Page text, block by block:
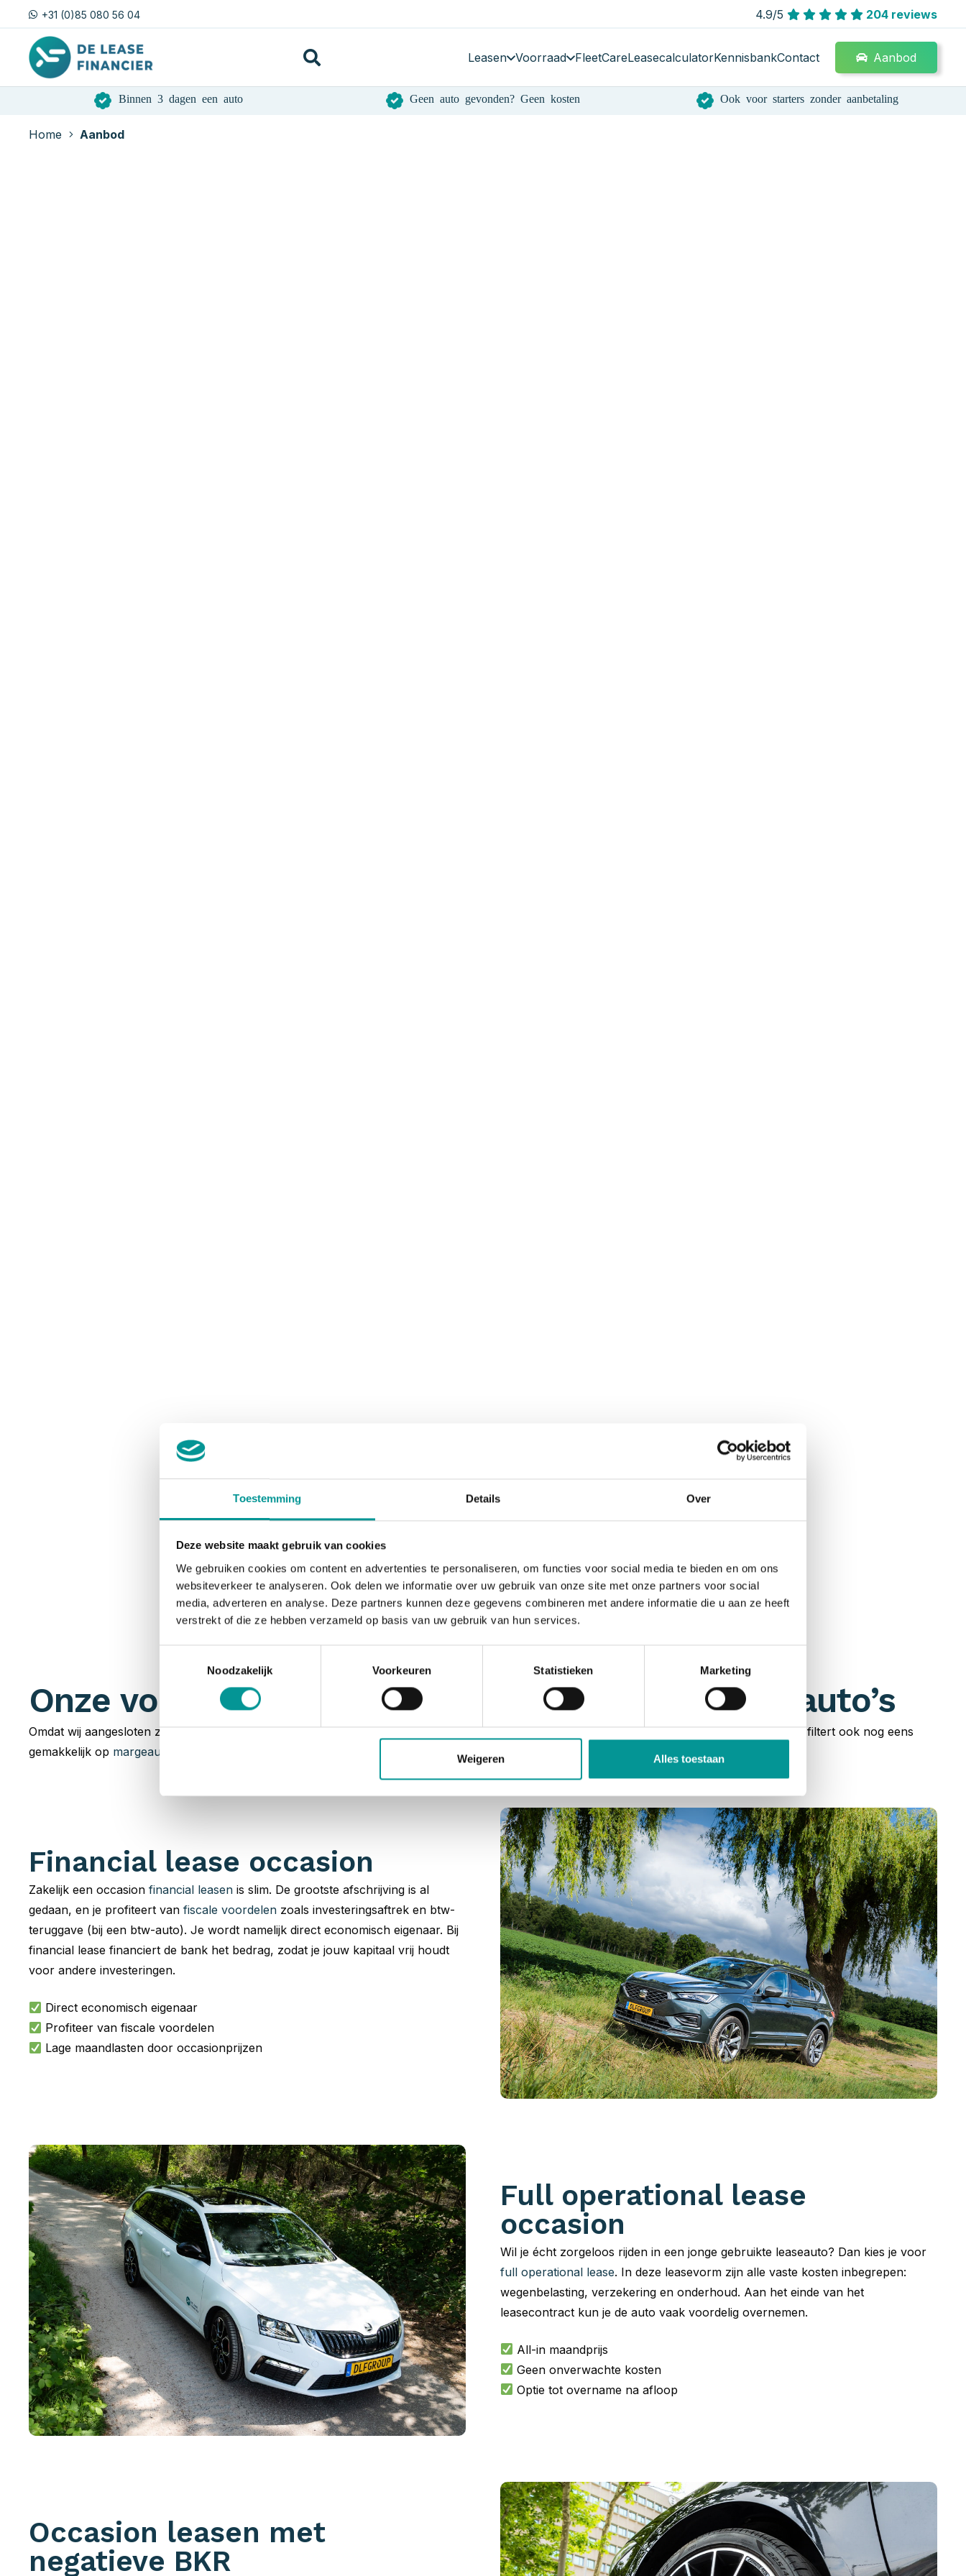
Toestemming Details Over
Deze website maakt gebruik van cookies
We gebruiken cookies om content en advertenties te personaliseren, om functies voor social media te bieden en om ons
websiteverkeer te analyseren. Ook delen we informatie over uw gebruik van onze site met onze partners voor social
media, adverteren en analyse. Deze partners kunnen deze gegevens combineren met andere informatie die u aan ze heeft
verstrekt of die ze hebben verzameld op basis van uw gebruik van hun services.
Noodzakelijk
Voorkeuren Statistieken Marketing
Weigeren Alles toestaan
+31 (0)85 080 56 04 4.9/5 204 reviews
Leasen Voorraad FleetCareLeasecalculatorKennisbankContact Aanbod
Binnen 3 dagen een auto Geen auto gevonden? Geen kosten Ook voor starters zonder aanbetaling
Home Aanbod
Onze voorraad occasion leaseauto’s en bedrijfsauto’s
Omdat wij aangesloten zijn bij tallozepartnershebben wij een ongeëvenaarde voorraad aan jonge gebruikte leaseauto’s en bedrijfswagens. Je filtert ook nog eens
gemakkelijk op margeauto of BTW-auto . Jouw zoektocht naar een zakelijk leaseauto start dus bij De Lease Financier!
Financial lease occasion
Zakelijk een occasion financial leasen is slim. De grootste afschrijving is al
gedaan, en je profiteert van fiscale voordelen zoals investeringsaftrek en btw-
teruggave (bij een btw-auto). Je wordt namelijk direct economisch eigenaar. Bij
financial lease financiert de bank het bedrag, zodat je jouw kapitaal vrij houdt
voor andere investeringen.
Direct economisch eigenaar
Profiteer van fiscale voordelen
Lage maandlasten door occasionprijzen
Full operational lease
occasion
Wil je écht zorgeloos rijden in een jonge gebruikte leaseauto? Dan kies je voor
full operational lease. In deze leasevorm zijn alle vaste kosten inbegrepen:
wegenbelasting, verzekering en onderhoud. Aan het einde van het
leasecontract kun je de auto vaak voordelig overnemen.
All-in maandprijs
Geen onverwachte kosten
Optie tot overname na afloop
Occasion leasen met
negatieve BKR